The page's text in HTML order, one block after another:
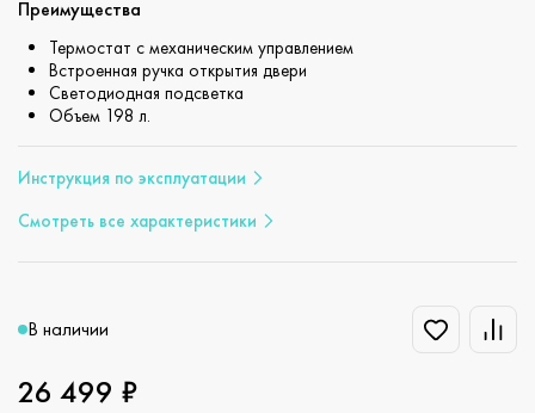
Преимущества
Термостат с механическим управлением
Встроенная ручка открытия двери
Светодиодная подсветка
Объем 198 л.
Инструкция по эксплуатации
Смотреть все характеристики
В наличии
26 499 ₽